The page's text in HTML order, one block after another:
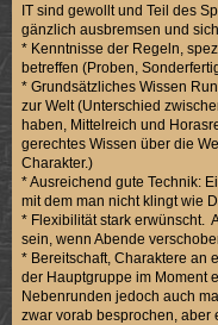
IT sind gewollt und Teil des
gänzlich ausbremsen und
* Kenntnisse der Regeln,
betreffen (Proben,
* Grundsätzliches Wissen
zur Welt (Unterschied
haben, Mittelreich und
gerechtes Wissen über die
Charakter.)
* Ausreichend gute Technik:
mit dem man nicht klingt wie
* Flexibilität stark erwünscht.
sein, wenn Abende
* Bereitschaft, Charaktere an
der Hauptgruppe im Moment
Nebenrunden jedoch auch
zwar vorab besprochen, aber